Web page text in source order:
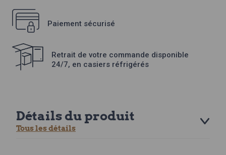
Paiement sécurisé
Retrait de votre commande disponible
24/7, en casiers réfrigérés
Détails du produit
Tous les détails